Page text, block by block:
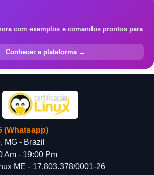
com exemplos e comandos prontos para
Conhecer a plataforma →
(Whatsapp)
MG - Brazil
Am - 19:00 Pm
ME - 17.803.378/0001-26